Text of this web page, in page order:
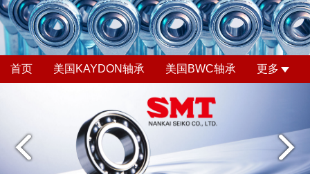
首页 美国KAYDON轴承 美国BWC轴承 更多